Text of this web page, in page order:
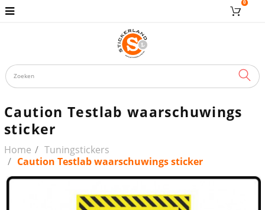
0
Caution Testlab waarschuwings
sticker
Home
Tuningstickers
Caution Testlab waarschuwings sticker